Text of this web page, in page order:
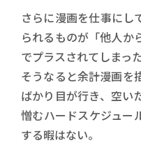
さらに漫画を仕事にし
られるものが「他人か
でプラスされてしまっ
そうなると余計漫画を
ばかり目が行き、空い
憎むハードスケジュー
する暇はない。